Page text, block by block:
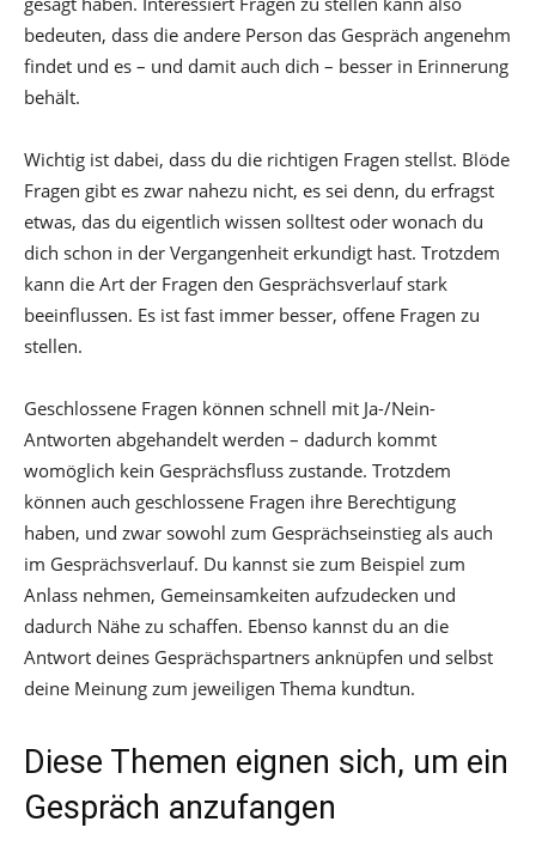
bedeuten, dass die andere Person das Gespräch angenehm
findet und es – und damit auch dich – besser in Erinnerung
behält.
Wichtig ist dabei, dass du die richtigen Fragen stellst. Blöde
Fragen gibt es zwar nahezu nicht, es sei denn, du erfragst
etwas, das du eigentlich wissen solltest oder wonach du
dich schon in der Vergangenheit erkundigt hast. Trotzdem
kann die Art der Fragen den Gesprächsverlauf stark
beeinflussen. Es ist fast immer besser, offene Fragen zu
stellen.
Geschlossene Fragen können schnell mit Ja-/Nein-
Antworten abgehandelt werden – dadurch kommt
womöglich kein Gesprächsfluss zustande. Trotzdem
können auch geschlossene Fragen ihre Berechtigung
haben, und zwar sowohl zum Gesprächseinstieg als auch
im Gesprächsverlauf. Du kannst sie zum Beispiel zum
Anlass nehmen, Gemeinsamkeiten aufzudecken und
dadurch Nähe zu schaffen. Ebenso kannst du an die
Antwort deines Gesprächspartners anknüpfen und selbst
deine Meinung zum jeweiligen Thema kundtun.
Diese Themen eignen sich, um ein
Gespräch anzufangen